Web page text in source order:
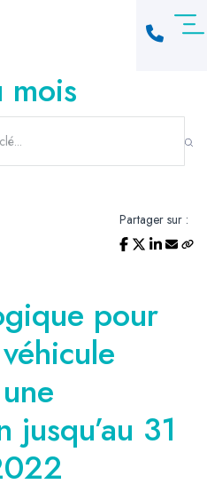
mois
Partager sur :
pour
31